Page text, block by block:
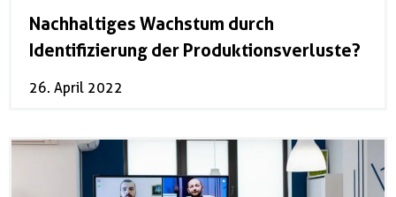
Nachhaltiges Wachstum durch
Identifizierung der Produktionsverluste?
26. April 2022